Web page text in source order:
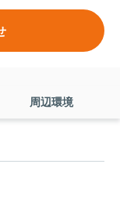
周辺環境